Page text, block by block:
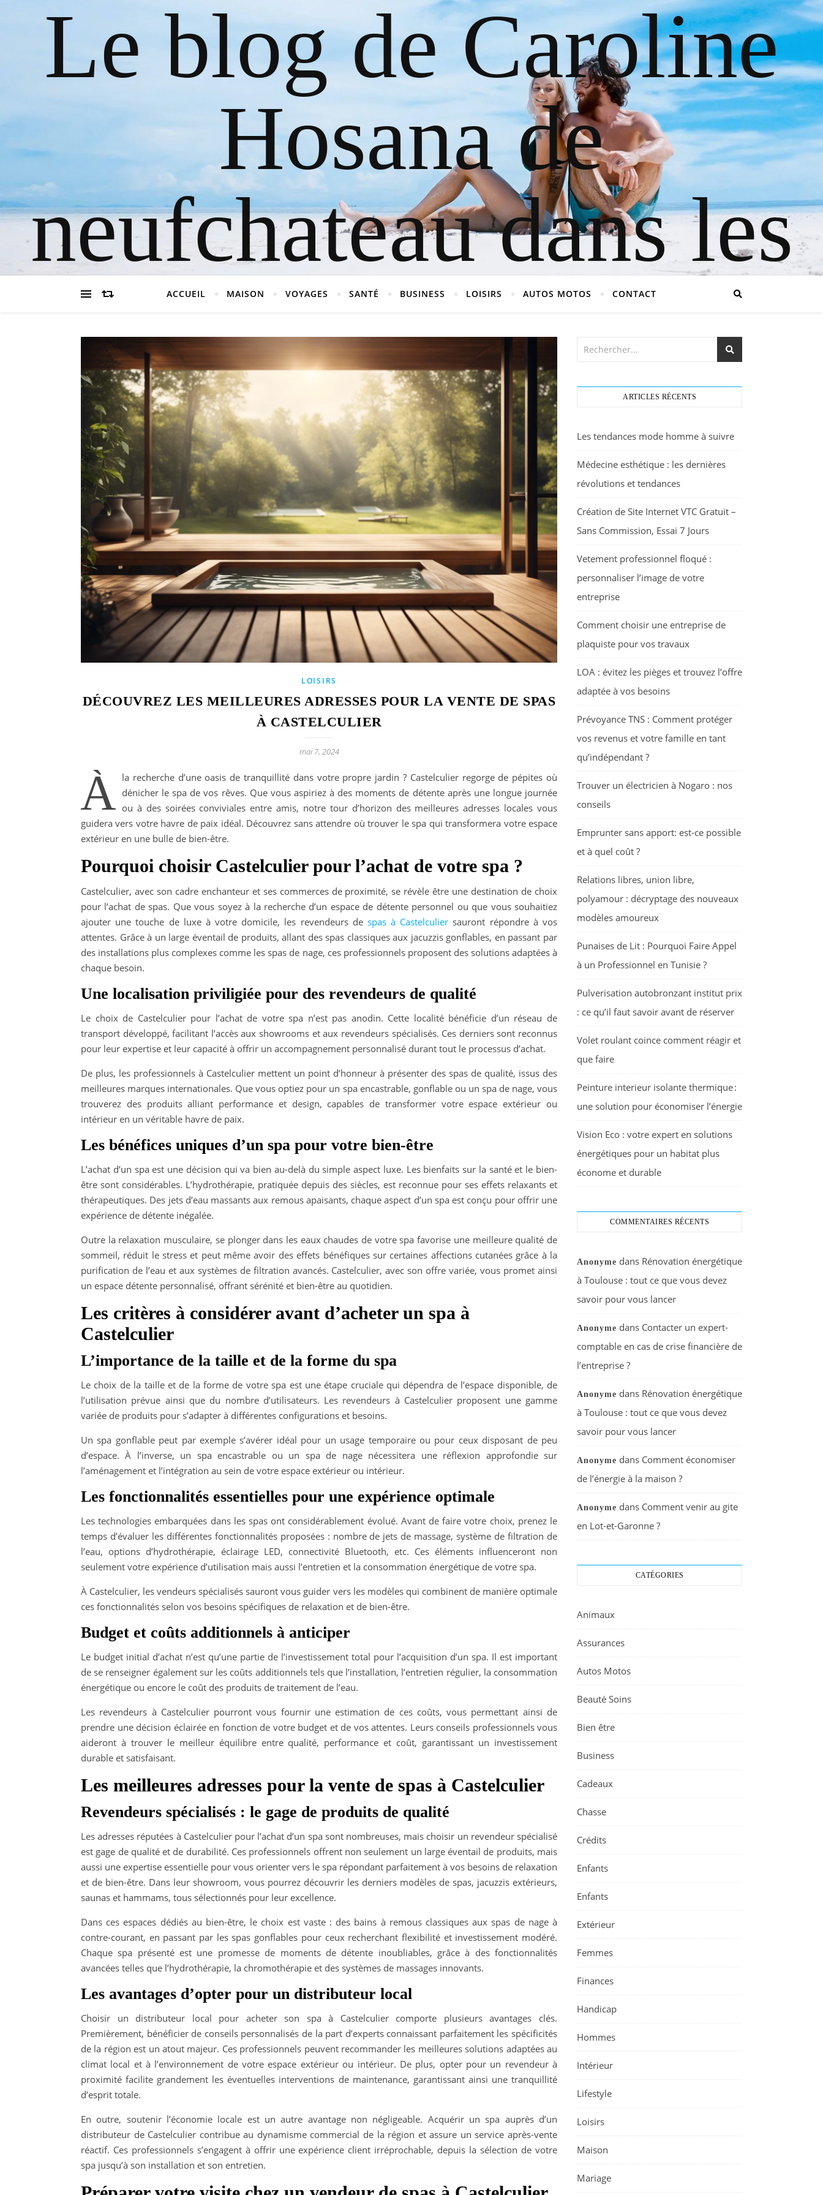
Le blog de Caroline
Hosana de
neufchateau dans les
vosges
ch-neufchateau.fr
ACCUEIL MAISON VOYAGES SANTÉ BUSINESS LOISIRS AUTOS MOTOS CONTACT
LOISIRS
DÉCOUVREZ LES MEILLEURES ADRESSES POUR LA VENTE DE SPAS
À CASTELCULIER
mai 7, 2024
À la recherche d’une oasis de tranquillité dans votre propre jardin ? Castelculier regorge de pépites où
dénicher le spa de vos rêves. Que vous aspiriez à des moments de détente après une longue journée
ou à des soirées conviviales entre amis, notre tour d’horizon des meilleures adresses locales vous
guidera vers votre havre de paix idéal. Découvrez sans attendre où trouver le spa qui transformera votre espace
extérieur en une bulle de bien-être.
Pourquoi choisir Castelculier pour l’achat de votre spa ?
Castelculier, avec son cadre enchanteur et ses commerces de proximité, se révèle être une destination de choix
pour l’achat de spas. Que vous soyez à la recherche d’un espace de détente personnel ou que vous souhaitiez
ajouter une touche de luxe à votre domicile, les revendeurs de spas à Castelculier sauront répondre à vos
attentes. Grâce à un large éventail de produits, allant des spas classiques aux jacuzzis gonflables, en passant par
des installations plus complexes comme les spas de nage, ces professionnels proposent des solutions adaptées à
chaque besoin.
Une localisation priviligiée pour des revendeurs de qualité
Le choix de Castelculier pour l’achat de votre spa n’est pas anodin. Cette localité bénéficie d’un réseau de
transport développé, facilitant l’accès aux showrooms et aux revendeurs spécialisés. Ces derniers sont reconnus
pour leur expertise et leur capacité à offrir un accompagnement personnalisé durant tout le processus d’achat.
De plus, les professionnels à Castelculier mettent un point d’honneur à présenter des spas de qualité, issus des
meilleures marques internationales. Que vous optiez pour un spa encastrable, gonflable ou un spa de nage, vous
trouverez des produits alliant performance et design, capables de transformer votre espace extérieur ou
intérieur en un véritable havre de paix.
Les bénéfices uniques d’un spa pour votre bien-être
L’achat d’un spa est une décision qui va bien au-delà du simple aspect luxe. Les bienfaits sur la santé et le bien-
être sont considérables. L’hydrothérapie, pratiquée depuis des siècles, est reconnue pour ses effets relaxants et
thérapeutiques. Des jets d’eau massants aux remous apaisants, chaque aspect d’un spa est conçu pour offrir une
expérience de détente inégalée.
Outre la relaxation musculaire, se plonger dans les eaux chaudes de votre spa favorise une meilleure qualité de
sommeil, réduit le stress et peut même avoir des effets bénéfiques sur certaines affections cutanées grâce à la
purification de l’eau et aux systèmes de filtration avancés. Castelculier, avec son offre variée, vous promet ainsi
un espace détente personnalisé, offrant sérénité et bien-être au quotidien.
Les critères à considérer avant d’acheter un spa à
Castelculier
L’importance de la taille et de la forme du spa
Le choix de la taille et de la forme de votre spa est une étape cruciale qui dépendra de l’espace disponible, de
l’utilisation prévue ainsi que du nombre d’utilisateurs. Les revendeurs à Castelculier proposent une gamme
variée de produits pour s’adapter à différentes configurations et besoins.
Un spa gonflable peut par exemple s’avérer idéal pour un usage temporaire ou pour ceux disposant de peu
d’espace. À l’inverse, un spa encastrable ou un spa de nage nécessitera une réflexion approfondie sur
l’aménagement et l’intégration au sein de votre espace extérieur ou intérieur.
Les fonctionnalités essentielles pour une expérience optimale
Les technologies embarquées dans les spas ont considérablement évolué. Avant de faire votre choix, prenez le
temps d’évaluer les différentes fonctionnalités proposées : nombre de jets de massage, système de filtration de
l’eau, options d’hydrothérapie, éclairage LED, connectivité Bluetooth, etc. Ces éléments influenceront non
seulement votre expérience d’utilisation mais aussi l’entretien et la consommation énergétique de votre spa.
À Castelculier, les vendeurs spécialisés sauront vous guider vers les modèles qui combinent de manière optimale
ces fonctionnalités selon vos besoins spécifiques de relaxation et de bien-être.
Budget et coûts additionnels à anticiper
Le budget initial d’achat n’est qu’une partie de l’investissement total pour l’acquisition d’un spa. Il est important
de se renseigner également sur les coûts additionnels tels que l’installation, l’entretien régulier, la consommation
énergétique ou encore le coût des produits de traitement de l’eau.
Les revendeurs à Castelculier pourront vous fournir une estimation de ces coûts, vous permettant ainsi de
prendre une décision éclairée en fonction de votre budget et de vos attentes. Leurs conseils professionnels vous
aideront à trouver le meilleur équilibre entre qualité, performance et coût, garantissant un investissement
durable et satisfaisant.
Les meilleures adresses pour la vente de spas à Castelculier
Revendeurs spécialisés : le gage de produits de qualité
Les adresses réputées à Castelculier pour l’achat d’un spa sont nombreuses, mais choisir un revendeur spécialisé
est gage de qualité et de durabilité. Ces professionnels offrent non seulement un large éventail de produits, mais
aussi une expertise essentielle pour vous orienter vers le spa répondant parfaitement à vos besoins de relaxation
et de bien-être. Dans leur showroom, vous pourrez découvrir les derniers modèles de spas, jacuzzis extérieurs,
saunas et hammams, tous sélectionnés pour leur excellence.
Dans ces espaces dédiés au bien-être, le choix est vaste : des bains à remous classiques aux spas de nage à
contre-courant, en passant par les spas gonflables pour ceux recherchant flexibilité et investissement modéré.
Chaque spa présenté est une promesse de moments de détente inoubliables, grâce à des fonctionnalités
avancées telles que l’hydrothérapie, la chromothérapie et des systèmes de massages innovants.
Les avantages d’opter pour un distributeur local
Choisir un distributeur local pour acheter son spa à Castelculier comporte plusieurs avantages clés.
Premièrement, bénéficier de conseils personnalisés de la part d’experts connaissant parfaitement les spécificités
de la région est un atout majeur. Ces professionnels peuvent recommander les meilleures solutions adaptées au
climat local et à l’environnement de votre espace extérieur ou intérieur. De plus, opter pour un revendeur à
proximité facilite grandement les éventuelles interventions de maintenance, garantissant ainsi une tranquillité
d’esprit totale.
En outre, soutenir l’économie locale est un autre avantage non négligeable. Acquérir un spa auprès d’un
distributeur de Castelculier contribue au dynamisme commercial de la région et assure un service après-vente
réactif. Ces professionnels s’engagent à offrir une expérience client irréprochable, depuis la sélection de votre
spa jusqu’à son installation et son entretien.
ARTICLES RÉCENTS
Les tendances mode homme à suivre
Médecine esthétique : les dernières
révolutions et tendances
Création de Site Internet VTC Gratuit –
Sans Commission, Essai 7 Jours
Vetement professionnel floqué :
personnaliser l’image de votre
entreprise
Comment choisir une entreprise de
plaquiste pour vos travaux
LOA : évitez les pièges et trouvez l’offre
adaptée à vos besoins
Prévoyance TNS : Comment protéger
vos revenus et votre famille en tant
qu’indépendant ?
Trouver un électricien à Nogaro : nos
conseils
Emprunter sans apport: est-ce possible
et à quel coût ?
Relations libres, union libre,
polyamour : décryptage des nouveaux
modèles amoureux
Punaises de Lit : Pourquoi Faire Appel
à un Professionnel en Tunisie ?
Pulverisation autobronzant institut prix
: ce qu’il faut savoir avant de réserver
Volet roulant coince comment réagir et
que faire
Peinture interieur isolante thermique :
une solution pour économiser l’énergie
Vision Eco : votre expert en solutions
énergétiques pour un habitat plus
économe et durable
COMMENTAIRES RÉCENTS
Anonyme dans Rénovation énergétique
à Toulouse : tout ce que vous devez
savoir pour vous lancer
Anonyme dans Contacter un expert-
comptable en cas de crise financière de
l’entreprise ?
Anonyme dans Rénovation énergétique
à Toulouse : tout ce que vous devez
savoir pour vous lancer
Anonyme dans Comment économiser
de l’énergie à la maison ?
Anonyme dans Comment venir au gite
en Lot-et-Garonne ?
CATÉGORIES
Animaux
Assurances
Autos Motos
Beauté Soins
Bien être
Business
Cadeaux
Chasse
Crédits
Enfants
Enfants
Extérieur
Femmes
Finances
Handicap
Hommes
Intérieur
Lifestyle
Loisirs
Maison
Mariage